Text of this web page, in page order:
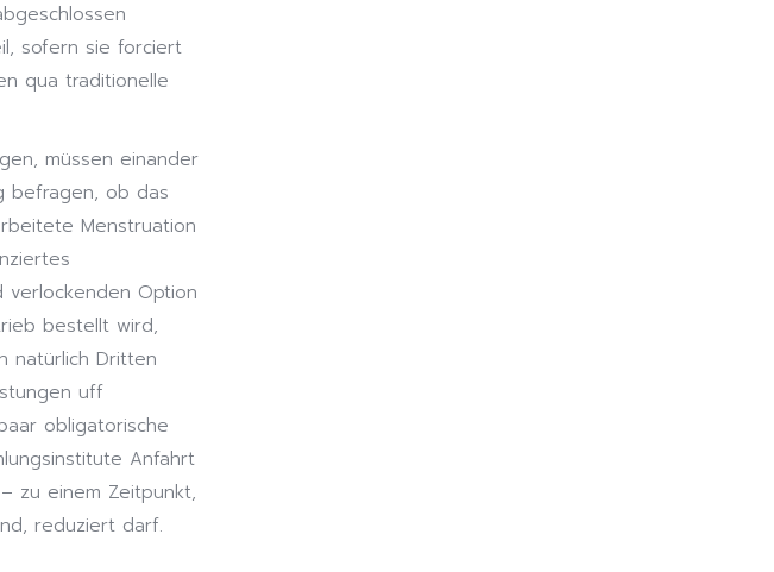
sofern sie forciert
qua traditionelle
müssen einander
befragen, ob das
Menstruation
verlockenden Option
bestellt wird,
natürlich Dritten
uff
obligatorische
Anfahrt
zu einem Zeitpunkt,
reduziert darf.